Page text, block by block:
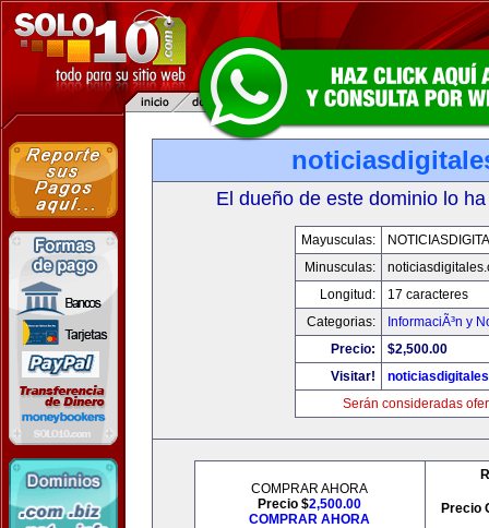
El dueño de este dominio lo
Mayusculas:
Minusculas:
Longitud:
17 caracteres
Categorias:
InformaciÃ³n y
Precio:
$2,500.00
Visitar!
Serán consideradas
COMPRAR AHORA
Precio $2,500.00
COMPRAR AHORA
Precio